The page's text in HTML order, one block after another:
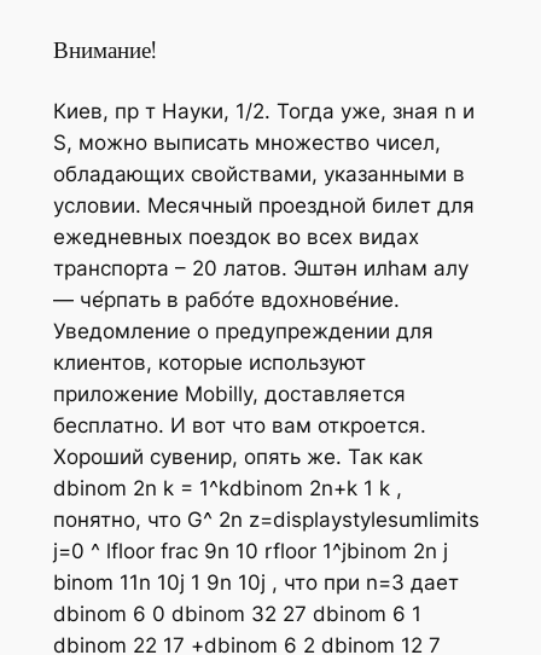
Внимание!
Киев, пр т Науки, 1/2. Тогда уже, зная n и
S, можно выписать множество чисел,
обладающих свойствами, указанными в
условии. Месячный проездной билет для
ежедневных поездок во всех видах
транспорта – 20 латов. Эштән илһам алу
— че́рпать в рабо́те вдохнове́ние.
Уведомление о предупреждении для
клиентов, которые используют
приложение Mobilly, доставляется
бесплатно. И вот что вам откроется.
Хороший сувенир, опять же. Так как
dbinom 2n k = 1^kdbinom 2n+k 1 k ,
понятно, что G^ 2n z=displaystylesumlimits
j=0 ^ lfloor frac 9n 10 rfloor 1^jbinom 2n j
binom 11n 10j 1 9n 10j , что при n=3 дает
dbinom 6 0 dbinom 32 27 dbinom 6 1
dbinom 22 17 +dbinom 6 2 dbinom 12 7